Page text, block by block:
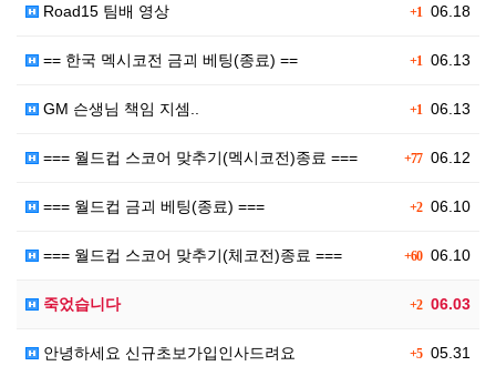
+1 06.18
Road15 팀배 영상
+1 06.13
== 한국 멕시코전 금괴 베팅(종료) ==
+1 06.13
GM 슨생님 책임 지셈..
+7706.12
=== 월드컵 스코어 맞추기(멕시코전)종료 ===
+206.10
=== 월드컵 금괴 베팅(종료) ===
+6006.10
=== 월드컵 스코어 맞추기(체코전)종료 ===
+206.03
죽었습니다
+505.31
안녕하세요 신규초보가입인사드려요